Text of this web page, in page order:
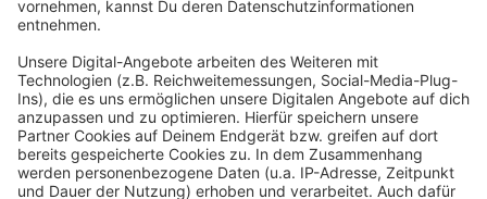
Anzeige